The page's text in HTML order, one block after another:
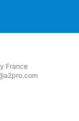
France